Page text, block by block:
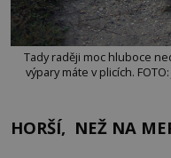
Tady raději moc hluboce
výpary máte v plicích.
HORŠÍ, NEŽ NA